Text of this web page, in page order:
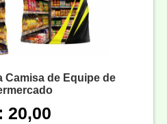
Camisa de Equipe de
20,00